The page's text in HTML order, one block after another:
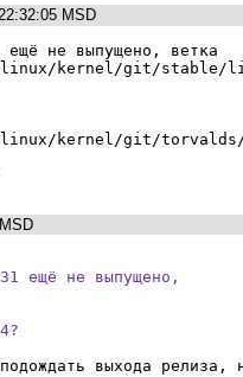
MSD
не выпущено, ветка
kernel/git/stable/
kernel/git/
ещё не выпущено,
выхода релиза,